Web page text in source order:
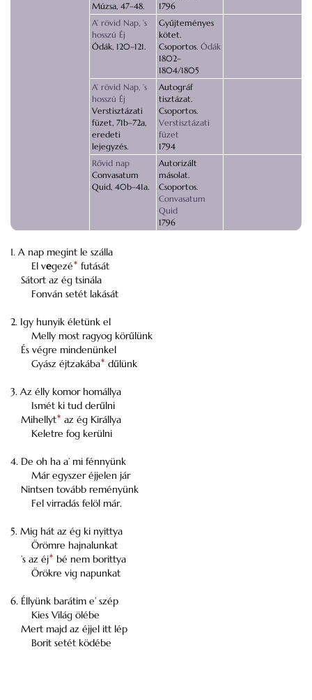
Múzsa, 47–48.
1796
A’ rövid Nap, ’s
hosszú Éj
Ódák, 120–121.
Gyűjteményes
kötet.
Csoportos. Ódák
1802–
1804/1805
A’ rövid Nap, ’s
hosszú Éj
Verstisztázati
füzet, 71b–72a,
eredeti
lejegyzés.
Autográf
tisztázat.
Csoportos.
Verstisztázati
füzet
1794
Rővid nap
Convasatum
Quid, 40b–41a.
Autorizált
másolat.
Csoportos.
Convasatum
Quid
1796
1. A nap megint le szálla
El vegezé* futását
Sátort az ég tsinála
Fonván setét lakását
2. Igy hunyik életünk el
Melly most ragyog körűlünk
És végre mindenünkel
Gyász éjtzakába* dűlünk
3. Az élly komor homállya
Ismét ki tud derűlni
Mihellyt* az ég Királlya
Keletre fog kerülni
4. De oh ha a’ mi fénnyünk
Már egyszer éjjelen jár
Nintsen tovább reményünk
Fel virradás felöl már.
5. Mig hát az ég ki nyittya
Örömre hajnalunkat
’s az éj* bé nem borittya
Örökre vig napunkat
6. Éllyünk barátim e’ szép
Kies Világ ölébe
Mert majd az éjjel itt lép
Borit setét ködébe